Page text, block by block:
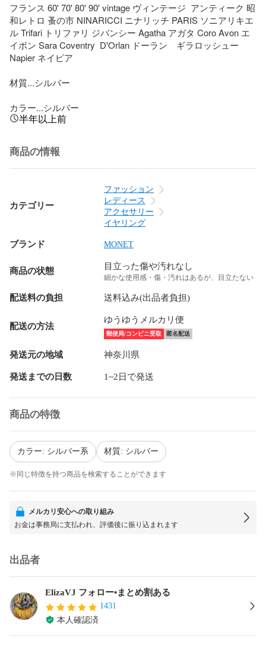
フランス 60' 70' 80' 90' vintage ヴィンテージ  アンティーク 昭
和レトロ 蚤の市 NINARICCI ニナリッチ PARIS ソニアリキエ
ル Trifari トリファリ ジバンシー Agatha アガタ Coro Avon エ
イボン Sara Coventry  D'Orlan ドーラン　ギラロッシュー
Napier ネイピア
材質...シルバー
カラー...シルバー
半年以上前
商品の情報
カテゴリー
ファッション
レディース
アクセサリー
イヤリング
ブランド MONET
商品の状態 目立った傷や汚れなし
細かな使用感・傷・汚れはあるが、目立たない
配送料の負担 送料込み(出品者負担)
配送の方法
ゆうゆうメルカリ便
郵便局/コンビニ受取 匿名配送
発送元の地域 神奈川県
発送までの日数 1~2日で発送
商品の特徴
カラー: シルバー系 材質: シルバー
※同じ特徴を持つ商品を検索することができます
メルカリ安心への取り組み
お金は事務局に支払われ、評価後に振り込まれます
出品者
ElizaVJ フォロー•まとめ割ある
1431
本人確認済